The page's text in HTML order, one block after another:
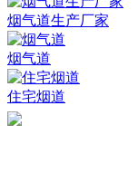
烟气道生产厂家
烟气道
住宅烟道